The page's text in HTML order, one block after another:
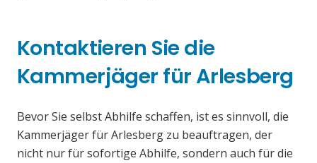
Kontaktieren Sie die
Kammerjäger für Arlesberg
Bevor Sie selbst Abhilfe schaffen, ist es sinnvoll, die
Kammerjäger für Arlesberg zu beauftragen, der
nicht nur für sofortige Abhilfe, sondern auch für die